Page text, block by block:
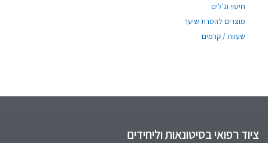
חיטוי וג'לים
מוצרים להסרת שיער
שעוות / קרמים
ציוד רפואי בסיטונאות וליחידים